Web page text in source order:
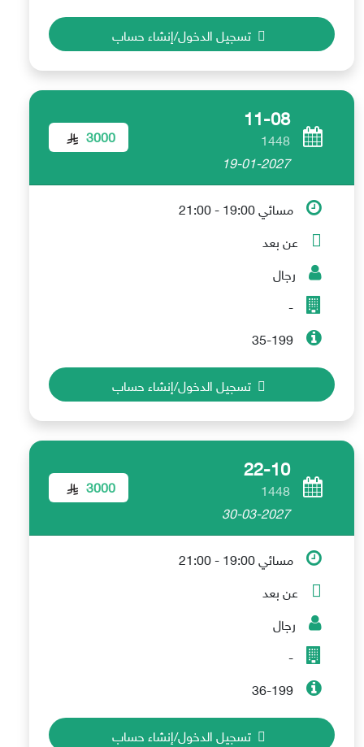
تسجيل الدخول/إنشاء حساب
11-08
1448
19-01-2027
3000
مسائي 19:00 - 21:00
عن بعد
رجال
-
35-199
تسجيل الدخول/إنشاء حساب
22-10
1448
30-03-2027
3000
مسائي 19:00 - 21:00
عن بعد
رجال
-
36-199
تسجيل الدخول/إنشاء حساب